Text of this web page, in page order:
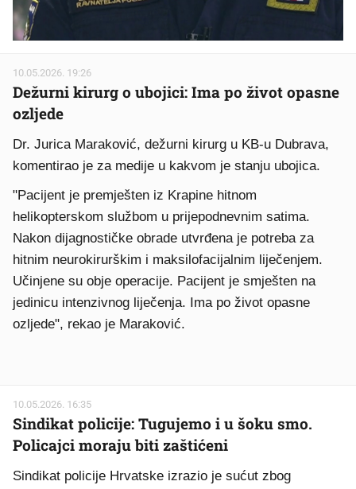
10.05.2026. 19:26
Dežurni kirurg o ubojici: Ima po život opasne
ozljede
Dr. Jurica Maraković, dežurni kirurg u KB-u Dubrava,
komentirao je za medije u kakvom je stanju ubojica.
"Pacijent je premješten iz Krapine hitnom
helikopterskom službom u prijepodnevnim satima.
Nakon dijagnostičke obrade utvrđena je potreba za
hitnim neurokirurškim i maksilofacijalnim liječenjem.
Učinjene su obje operacije. Pacijent je smješten na
jedinicu intenzivnog liječenja. Ima po život opasne
ozljede", rekao je Maraković.
10.05.2026. 16:35
Sindikat policije: Tugujemo i u šoku smo.
Policajci moraju biti zaštićeni
Sindikat policije Hrvatske izrazio je sućut zbog